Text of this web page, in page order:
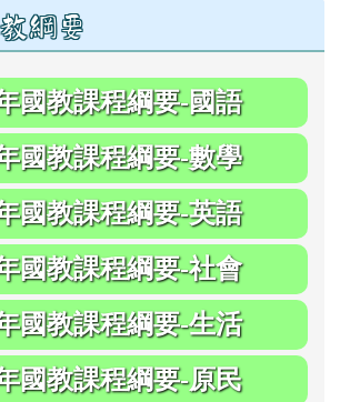
綱要
國教課程綱要-國語
國教課程綱要-數學
國教課程綱要-英語
國教課程綱要-社會
國教課程綱要-生活
國教課程綱要-原民